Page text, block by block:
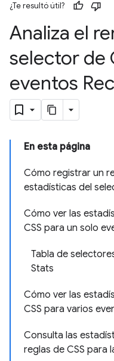
¿Te resultó útil?
Analiza el
selector de
eventos
En esta página
Cómo registrar un
estadísticas del
Cómo ver las
CSS para un solo
Tabla de
Stats
Cómo ver las
CSS para varios
Consulta las
reglas de CSS para